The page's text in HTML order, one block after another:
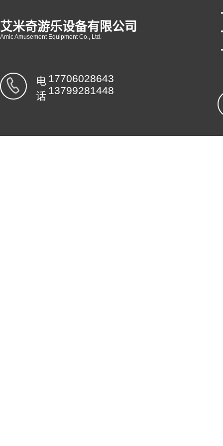
艾米奇游乐设备有限公司
Amic Amusement Equipment Co., Ltd.
电
话
17706028643
13799281448